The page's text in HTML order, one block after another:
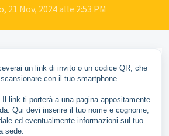
21 Nov, 2024 alle 2:53 PM
un link di invito o un codice QR, che
con il tuo smartphone.
link ti porterà a una pagina appositamente
Qui devi inserire il tuo nome e cognome,
ed eventualmente informazioni sul tuo
sede.